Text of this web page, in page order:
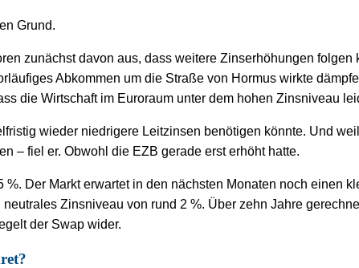
Grund.
zunächst davon aus, dass weitere Zinserhöhungen folgen
Abkommen um die Straße von Hormus wirkte
die Wirtschaft im Euroraum unter dem hohen Zinsniveau
wieder niedrigere Leitzinsen benötigen könnte. Und
– fiel er. Obwohl die EZB gerade erst erhöht hatte.
Der Markt erwartet in den nächsten Monaten noch einen
Zinsniveau von rund 2 %. Über zehn Jahre
der Swap wider.